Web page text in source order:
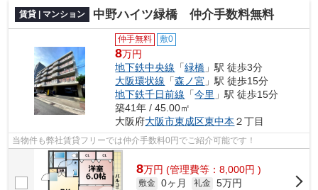
賃貸 | マンション 中野ハイツ緑橋 仲介手数料無料
仲手無料 敷0
8万円
地下鉄中央線 「緑橋 」駅 徒歩3分
大阪環状線 「森ノ宮 」駅 徒歩15分
地下鉄千日前線 「今里 」駅 徒歩15分
築41年 / 45.00㎡
大阪府大阪市東成区東中本 ２丁目
当物件も弊社賃貸フリーでは仲介手数料0円でご紹介可能です！
8万円 (管理費等：8,000円 )
敷金 0ヶ月 礼金 5万円